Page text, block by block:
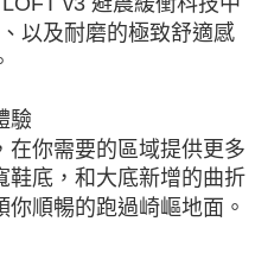
以及耐磨的極致舒適感
驗
在你需要的區域提供更多
鞋底，和大底新增的曲折
順暢的跑過崎嶇地面。